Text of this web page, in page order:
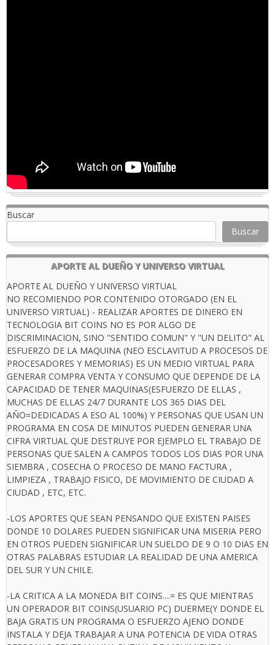
Buscar
Buscar
APORTE AL DUEÑO Y UNIVERSO VIRTUAL
APORTE AL DUEÑO Y UNIVERSO VIRTUAL
NO RECOMIENDO POR CONTENIDO OTORGADO (EN EL
UNIVERSO VIRTUAL) - REALIZAR APORTES DE DINERO EN
TECNOLOGIA BIT COINS NO ES POR ALGO DE
DISCRIMINACION, SINO "SENTIDO COMUN" Y "UN DELITO" AL
ESFUERZO DE LA MAQUINA (NEO ESCLAVITUD A PROCESOS DE
PROCESADORES Y MEMORIAS) ES UN MEDIO VIRTUAL PARA
GENERAR COMPRA VENTA Y CONSUMO QUE DEPENDE DE LA
CAPACIDAD DE TENER MAQUINAS(ESFUERZO DE ELLAS ,
MUCHAS DE ELLAS 24/7 DURANTE LOS 365 DIAS DEL
AÑO=DEDICADAS A ESO AL 100%) Y PERSONAS QUE USAN UN
PROGRAMA EN COSA DE MINUTOS PUEDEN GENERAR UNA
CIFRA VIRTUAL QUE DESTRUYE POR EJEMPLO EL TRABAJO DE
PERSONAS QUE SALEN A CAMPOS TODOS LOS DIAS POR UNA
SIEMBRA , COSECHA O PROCESO DE MANO FACTURA ,
LIMPIEZA , TRABAJO FISICO, DE MOVIMIENTO DE CIUDAD A
CIUDAD , ETC, ETC.
-LOS APORTES QUE SEAN PENSANDO QUE EXISTEN PAISES
DONDE 10 DOLARES PUEDEN SIGNIFICAR UNA MISERIA PERO
EN OTROS PUEDEN SIGNIFICAR UN SUELDO DE 9 O 10 DIAS EN
OTRAS PALABRAS ESTUDIAR LA REALIDAD DE UNA AMERICA
DEL SUR Y UN CHILE.
-LA CRITICA A LA MONEDA BIT COINS....= ES QUE MIENTRAS
UN OPERADOR BIT COINS(USUARIO PC) DUERME(Y DONDE EL
BAJA GRATIS UN PROGRAMA O ESFUERZO AJENO DONDE
INSTALA Y DEJA TRABAJAR A UNA POTENCIA DE VIDA OTRAS